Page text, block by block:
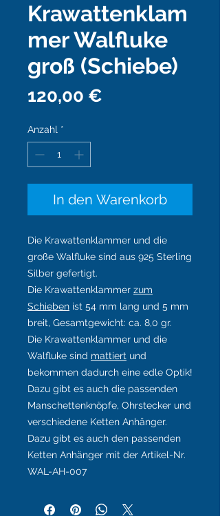
Krawattenklam
mer Walfluke
groß (Schiebe)
120,00 €
Anzahl *
In den Warenkorb
Die Krawattenklammer und die
große Walfluke sind aus 925 Sterling
Silber gefertigt.
Die Krawattenklammer zum
Schieben ist 54 mm lang und 5 mm
breit, Gesamtgewicht: ca. 8,0 gr.
Die Krawattenklammer und die
Walfluke sind mattiert und
bekommen dadurch eine edle Optik!
Dazu gibt es auch die passenden
Manschettenknöpfe, Ohrstecker und
verschiedene Ketten Anhänger.
Dazu gibt es auch den passenden
Ketten Anhänger mit der Artikel-Nr.
WAL-AH-007